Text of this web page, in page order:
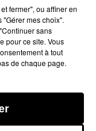
À 17H00
fermer", ou affiner en
mes choix".
sans
pour ce site. Vous
à tout
de chaque page.